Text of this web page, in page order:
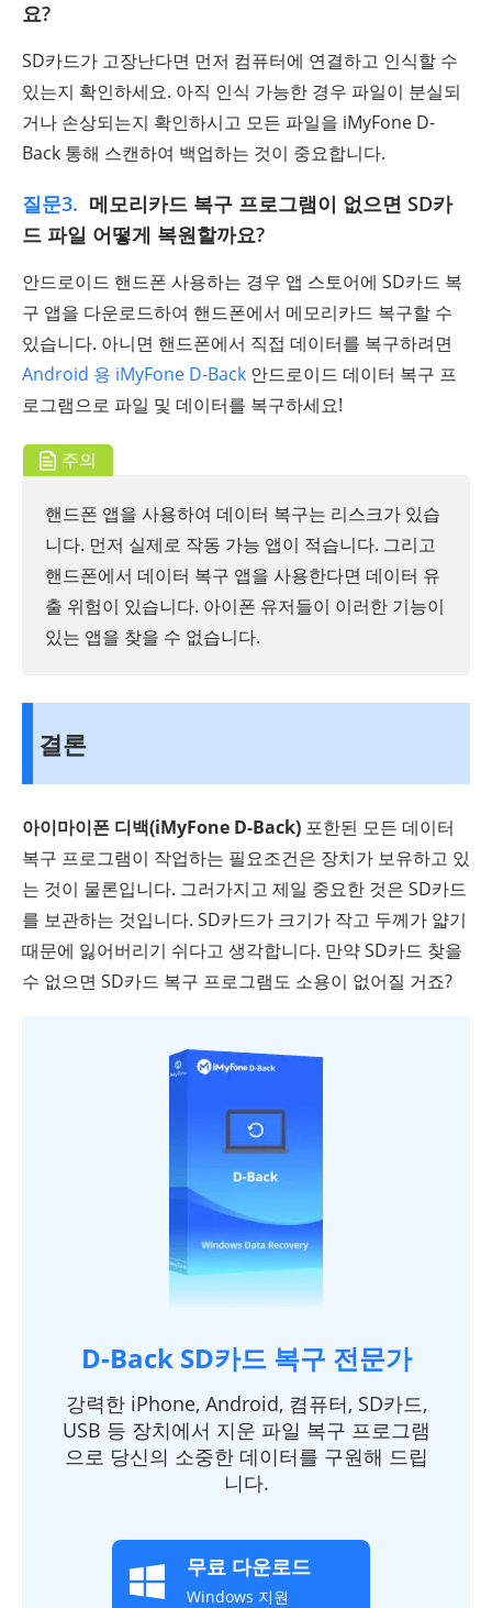
요?
SD카드가 고장난다면 먼저 컴퓨터에 연결하고 인식할 수
있는지 확인하세요. 아직 인식 가능한 경우 파일이 분실되
거나 손상되는지 확인하시고 모든 파일을 iMyFone D-
Back 통해 스캔하여 백업하는 것이 중요합니다.
질문3. 메모리카드 복구 프로그램이 없으면 SD카
드 파일 어떻게 복원할까요?
안드로이드 핸드폰 사용하는 경우 앱 스토어에 SD카드 복
구 앱을 다운로드하여 핸드폰에서 메모리카드 복구할 수
있습니다. 아니면 핸드폰에서 직접 데이터를 복구하려면
Android 용 iMyFone D-Back 안드로이드 데이터 복구 프
로그램으로 파일 및 데이터를 복구하세요!
주의
핸드폰 앱을 사용하여 데이터 복구는 리스크가 있습
니다. 먼저 실제로 작동 가능 앱이 적습니다. 그리고
핸드폰에서 데이터 복구 앱을 사용한다면 데이터 유
출 위험이 있습니다. 아이폰 유저들이 이러한 기능이
있는 앱을 찾을 수 없습니다.
결론
아이마이폰 디백(iMyFone D-Back) 포한된 모든 데이터
복구 프로그램이 작업하는 필요조건은 장치가 보유하고 있
는 것이 물론입니다. 그러가지고 제일 중요한 것은 SD카드
를 보관하는 것입니다. SD카드가 크기가 작고 두께가 얇기
때문에 잃어버리기 쉬다고 생각합니다. 만약 SD카드 찾을
수 없으면 SD카드 복구 프로그램도 소용이 없어질 거죠?
D-Back SD카드 복구 전문가
강력한 iPhone, Android, 켬퓨터, SD카드,
USB 등 장치에서 지운 파일 복구 프로그램
으로 당신의 소중한 데이터를 구원해 드립
니다.
무료 다운로드
Windows 지원